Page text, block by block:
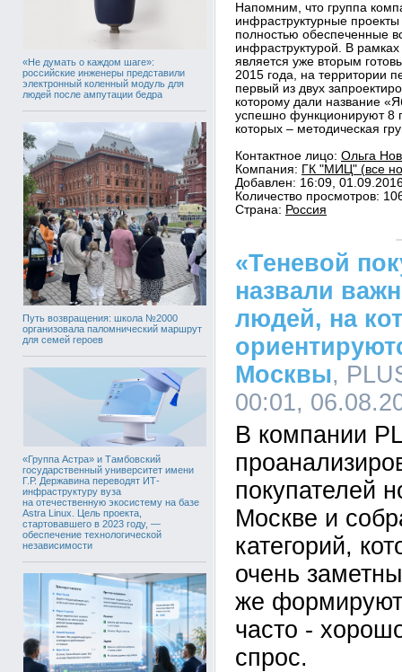
«Не думать о каждом шаге»:
российские инженеры представили
электронный коленный модуль для
людей после ампутации бедра
Путь возвращения: школа №2000
организовала паломнический маршрут
для семей героев
«Группа Астра» и Тамбовский
государственный университет имени
Г.Р. Державина переводят ИТ-
инфраструктуру вуза
на отечественную экосистему на базе
Astra Linux. Цель проекта,
стартовавшего в 2023 году, —
обеспечение технологической
независимости
Напомним, что группа
инфраструктурные
полностью обеспеченные
инфраструктурой. В
является уже вторым
2015 года, на территории
первый из двух
которому дали название
успешно функционируют 8
которых – методическая
Контактное лицо: Ольга
Компания: ГК "МИЦ" (все
Добавлен: 16:09,
Количество просмотров:
Страна: Россия
«Теневой
назвали
людей, на
Москвы,
00:01,
В компании
покупателей
Москве и
категорий,
очень
же
часто -
спрос.